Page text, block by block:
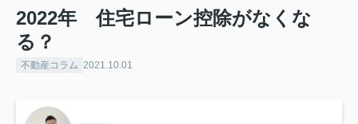
2022年 住宅ローン控除がなくな
る？
不動産コラム 2021.10.01